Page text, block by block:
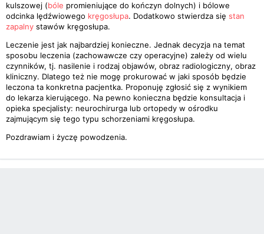
kulszowej (bóle promieniujące do kończyn dolnych) i bólowe
odcinka lędźwiowego kręgosłupa. Dodatkowo stwierdza się stan
zapalny stawów kręgosłupa.
Leczenie jest jak najbardziej konieczne. Jednak decyzja na temat
sposobu leczenia (zachowawcze czy operacyjne) zależy od wielu
czynników, tj. nasilenie i rodzaj objawów, obraz radiologiczny, obraz
kliniczny. Dlatego też nie mogę prokurować w jaki sposób będzie
leczona ta konkretna pacjentka. Proponuję zgłosić się z wynikiem
do lekarza kierującego. Na pewno konieczna będzie konsultacja i
opieka specjalisty: neurochirurga lub ortopedy w ośrodku
zajmującym się tego typu schorzeniami kręgosłupa.
Pozdrawiam i życzę powodzenia.